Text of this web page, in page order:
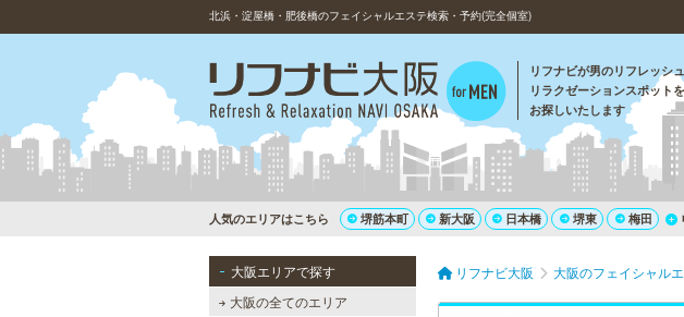
北浜・淀屋橋・肥後橋のフェイシャルエステ検索・予約(完全個室)
リフナビが男のリフレッシ
リラクゼーションスポットを
お探しいたします
人気のエリアはこちら 堺筋本町 新大阪 日本橋 堺東 梅田
大阪エリアで探す
大阪の全てのエリア
リフナビ大阪 大阪のフェイシャル